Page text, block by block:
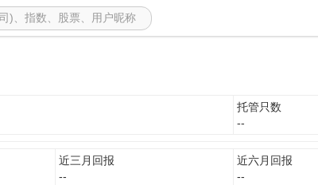
托管只数
--
近三月回报
--
近六月回报
--